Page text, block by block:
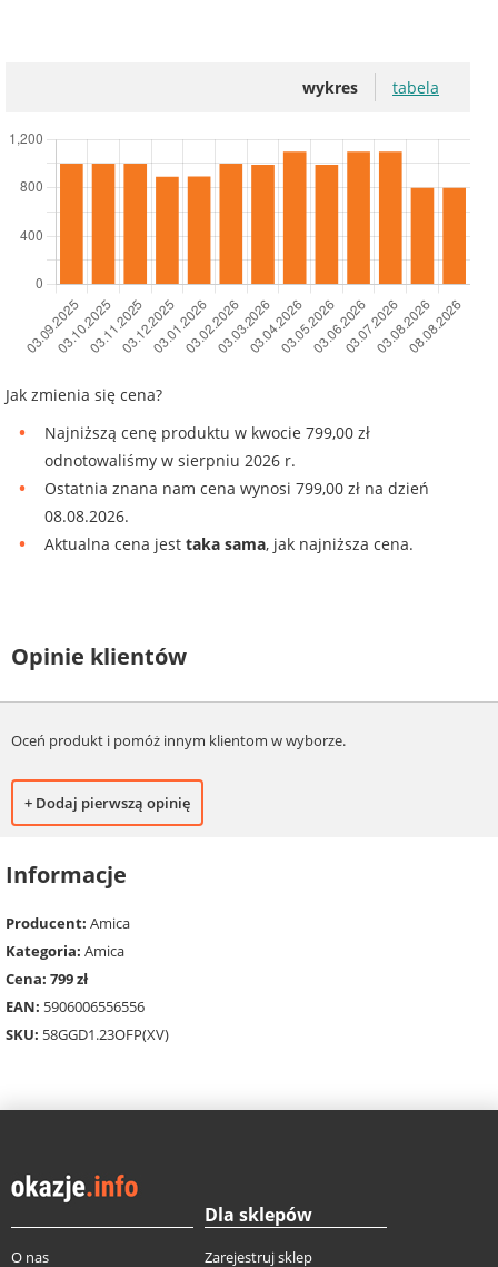
wykres tabela
Jak zmienia się cena?
Najniższą cenę produktu w kwocie 799,00 zł
odnotowaliśmy w sierpniu 2026 r.
Ostatnia znana nam cena wynosi 799,00 zł na dzień
08.08.2026.
Aktualna cena jest taka sama, jak najniższa cena.
Opinie klientów
Oceń produkt i pomóż innym klientom w wyborze.
+ Dodaj pierwszą opinię
Informacje
Producent: Amica
Kategoria: Amica
Cena: 799 zł
EAN: 5906006556556
SKU: 58GGD1.23OFP(XV)
O nas
Dla sklepów
Zarejestruj sklep